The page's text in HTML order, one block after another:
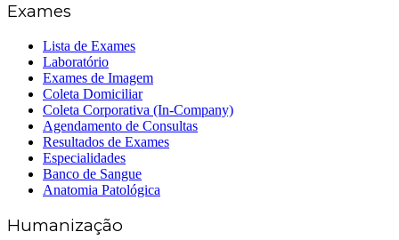
Exames
Lista de Exames
Laboratório
Exames de Imagem
Coleta Domiciliar
Coleta Corporativa (In-Company)
Agendamento de Consultas
Resultados de Exames
Especialidades
Banco de Sangue
Anatomia Patológica
Humanização